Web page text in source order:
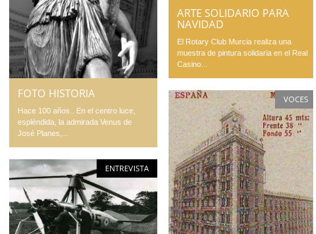
FOTO HISTORIA
Hace 100 años.. En el centro luce,
espléndida, la admirada Venus de
José Planes,...
ARTE SOLIDARIO PARA
NAVIDAD
El Rotary Club Murcia realiza una
muestra de pintura solidaria en el Real
Casino...
VOCES
ENTREVISTA